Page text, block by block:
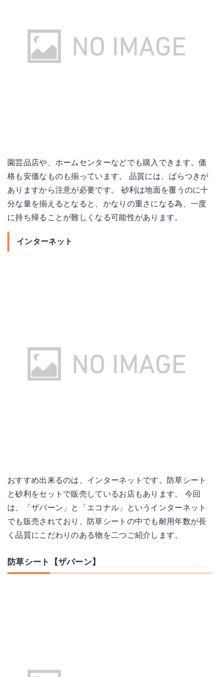
園芸品店や、ホームセンターなどでも購入できます。価
格も安価なものも揃っています。 品質には、ばらつきが
ありますから注意が必要です。 砂利は地面を覆うのに十
分な量を揃えるとなると、かなりの重さになる為、一度
に持ち帰ることが難しくなる可能性があります。
インターネット
おすすめ出来るのは、インターネットです。防草シート
と砂利をセットで販売しているお店もあります。 今回
は、「ザバーン」と「エコナル」というインターネット
でも販売されており、防草シートの中でも耐用年数が長
く品質にこだわりのある物を二つご紹介します。
防草シート【ザバーン】